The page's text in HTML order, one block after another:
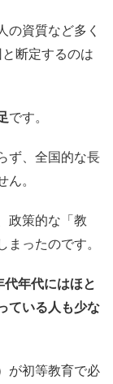
の資質など多く
断定するのは
です。
ず、全国的な長
。
政策的な「教
ったのです。
年代にはほと
ている人も少な
が初等教育で必